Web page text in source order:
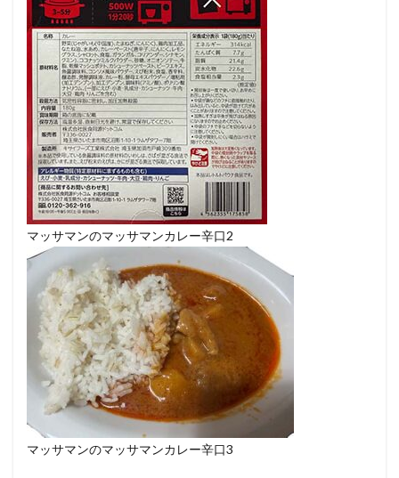
マッサマンのマッサマンカレー辛口2
マッサマンのマッサマンカレー辛口3